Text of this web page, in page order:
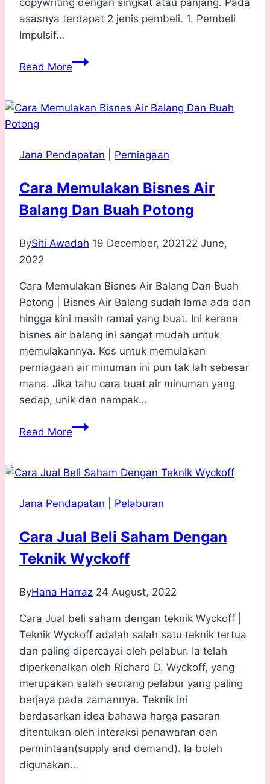
copywriting dengan singkat atau panjang. Pada
asasnya terdapat 2 jenis pembeli. 1. Pembeli
Impulsif…
Read MoreCara
yang
Jana Pendapatan Perniagaan
Cara Memulakan Bisnes Air
Balang Dan Buah Potong
BySiti Awadah 19 December, 202122 June,
2022
Cara Memulakan Bisnes Air Balang Dan Buah
Potong | Bisnes Air Balang sudah lama ada dan
hingga kini masih ramai yang buat. Ini kerana
bisnes air balang ini sangat mudah untuk
memulakannya. Kos untuk memulakan
perniagaan air minuman ini pun tak lah sebesar
mana. Jika tahu cara buat air minuman yang
sedap, unik dan nampak…
Read MoreCara
Air
Dan
Potong
Jana Pendapatan Pelaburan
Cara Jual Beli Saham Dengan
Teknik Wyckoff
ByHana Harraz 24 August, 2022
Cara Jual beli saham dengan teknik Wyckoff |
Teknik Wyckoff adalah salah satu teknik tertua
dan paling dipercayai oleh pelabur. Ia telah
diperkenalkan oleh Richard D. Wyckoff, yang
merupakan salah seorang pelabur yang paling
berjaya pada zamannya. Teknik ini
berdasarkan idea bahawa harga pasaran
ditentukan oleh interaksi penawaran dan
permintaan(supply and demand). Ia boleh
digunakan…